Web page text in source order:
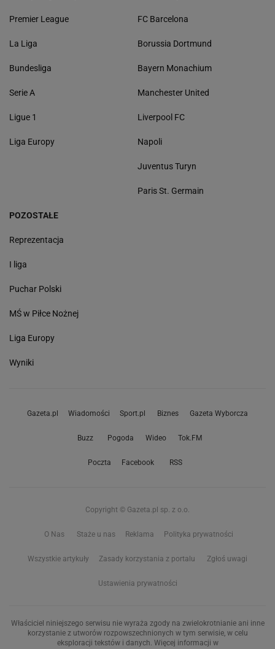
Premier League
La Liga
Bundesliga
Serie A
Ligue 1
Liga Europy
FC Barcelona
Borussia Dortmund
Bayern Monachium
Manchester United
Liverpool FC
Napoli
Juventus Turyn
Paris St. Germain
POZOSTAŁE
Reprezentacja
I liga
Puchar Polski
MŚ w Piłce Nożnej
Liga Europy
Wyniki
Gazeta.pl Wiadomości Sport.pl Biznes Gazeta Wyborcza
Buzz Pogoda Wideo Tok.FM
Poczta Facebook RSS
Copyright © Gazeta.pl sp. z o.o.
O Nas Staże u nas Reklama Polityka prywatności
Wszystkie artykuły Zasady korzystania z portalu Zgłoś uwagi
Ustawienia prywatności
Właściciel niniejszego serwisu nie wyraża zgody na zwielokrotnianie ani inne
korzystanie z utworów rozpowszechnionych w tym serwisie, w celu
eksploracji tekstów i danych. Więcej informacji w